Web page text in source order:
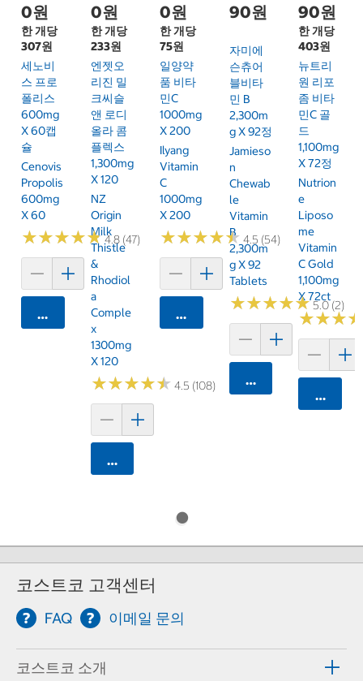
0원
한 개당
307원
세노비
스 프로
폴리스
600mg
X 60캡
슐
Cenovis
Propolis
600mg
X 60
★★★★★
★★★★★4.8 (47)
카트에 담기
0원
한 개당
233원
엔젯오
리진 밀
크씨슬
앤 로디
올라 콤
플렉스
1,300mg
X 120
NZ
Origin
Milk
Thistle
&
Rhodiol
A
Comple
X
1300mg
X 120
★★★★★
★★★★★ 4.5 (108)
카트에 담기
0원
한 개당
75원
일양약
품 비타
민C
1000mg
X 200
Ilyang
Vitamin
C
1000mg
X 200
★★★★★
★★★★★ 4.5 (54)
카트에 담기
90원
자미에
슨츄어
블비타
민 B
2,300m
G X 92정
Jamieso
N
Chewab
Le
Vitamin
B
2,300m
G X 92
Tablets
★★★★★
★★★★★5.0 (2)
카트에 담기
90원
한 개당
403원
뉴트리
원 리포
좀 비타
민C 골
드
1,100mg
X 72정
Nutrion
E
Liposo
Me
Vitamin
C Gold
1,100mg
X 72ct
★★★
★★★
카트에
코스트코 고객센터
FAQ 이메일 문의
코스트코 소개